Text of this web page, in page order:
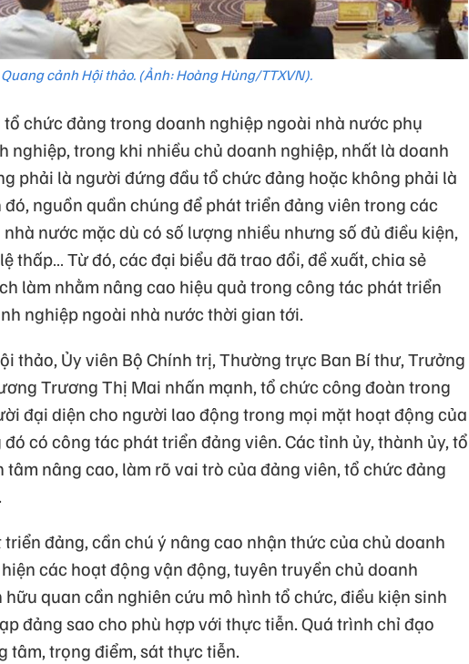
Quang cảnh Hội thảo. (Ảnh: Hoàng Hùng/TTXVN).
chức đảng trong doanh nghiệp ngoài nhà nước phụ
nghiệp, trong khi nhiều chủ doanh nghiệp, nhất là doanh
phải là người đứng đầu tổ chức đảng hoặc không phải là
nguồn quần chúng để phát triển đảng viên trong các
nước mặc dù có số lượng nhiều nhưng số đủ điều kiện,
thấp… Từ đó, các đại biểu đã trao đổi, đề xuất, chia sẻ
làm nhằm nâng cao hiệu quả trong công tác phát triển
nghiệp ngoài nhà nước thời gian tới.
thảo, Ủy viên Bộ Chính trị, Thường trực Ban Bí thư, Trưởng
Trương Thị Mai nhấn mạnh, tổ chức công đoàn trong
đại diện cho người lao động trong mọi mặt hoạt động của
có công tác phát triển đảng viên. Các tỉnh ủy, thành ủy, tổ
nâng cao, làm rõ vai trò của đảng viên, tổ chức đảng
đảng, cần chú ý nâng cao nhận thức của chủ doanh
các hoạt động vận động, tuyên truyền chủ doanh
hữu quan cần nghiên cứu mô hình tổ chức, điều kiện sinh
đảng sao cho phù hợp với thực tiễn. Quá trình chỉ đạo
tâm, trọng điểm, sát thực tiễn.